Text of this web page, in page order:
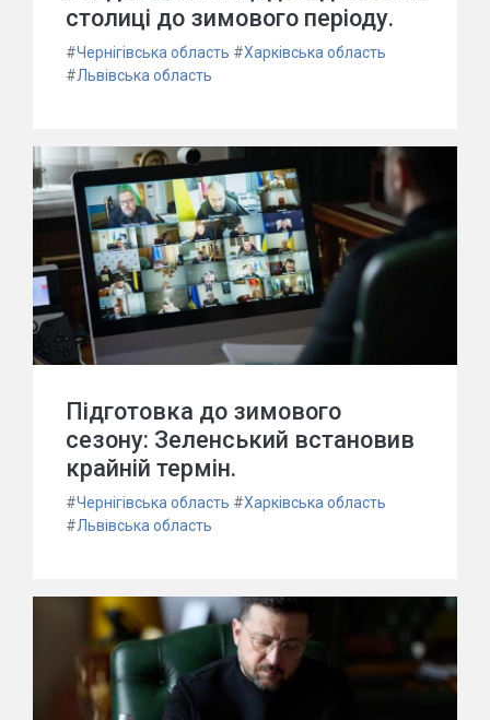
столиці до зимового періоду.
#Чернігівська область #Харківська область
#Львівська область
Підготовка до зимового
сезону: Зеленський встановив
крайній термін.
#Чернігівська область #Харківська область
#Львівська область